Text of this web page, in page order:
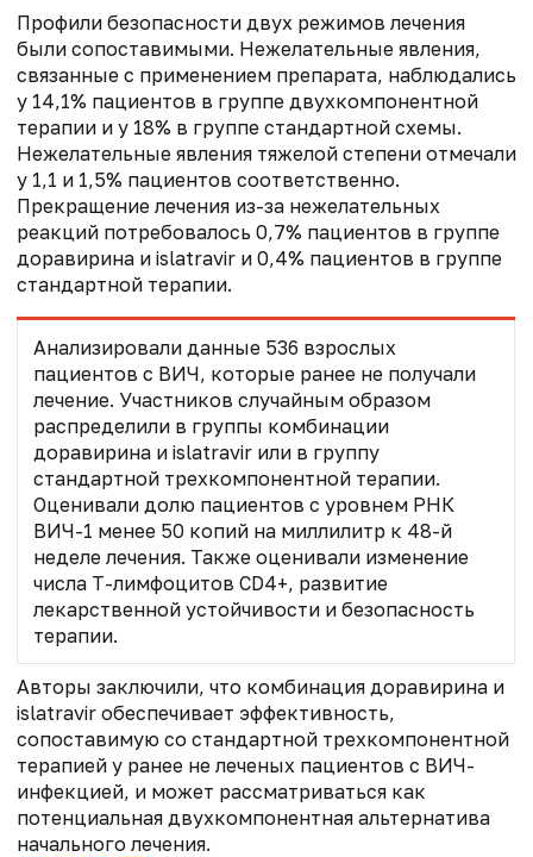
Профили безопасности двух режимов лечения
были сопоставимыми. Нежелательные явления,
связанные с применением препарата, наблюдались
у 14,1% пациентов в группе двухкомпонентной
терапии и у 18% в группе стандартной схемы.
Нежелательные явления тяжелой степени отмечали
у 1,1 и 1,5% пациентов соответственно.
Прекращение лечения из-за нежелательных
реакций потребовалось 0,7% пациентов в группе
доравирина и islatravir и 0,4% пациентов в группе
стандартной терапии.
Анализировали данные 536 взрослых
пациентов с ВИЧ, которые ранее не получали
лечение. Участников случайным образом
распределили в группы комбинации
доравирина и islatravir или в группу
стандартной трехкомпонентной терапии.
Оценивали долю пациентов с уровнем РНК
ВИЧ-1 менее 50 копий на миллилитр к 48-й
неделе лечения. Также оценивали изменение
числа Т-лимфоцитов CD4+, развитие
лекарственной устойчивости и безопасность
терапии.
Авторы заключили, что комбинация доравирина и
islatravir обеспечивает эффективность,
сопоставимую со стандартной трехкомпонентной
терапией у ранее не леченых пациентов с ВИЧ-
инфекцией, и может рассматриваться как
потенциальная двухкомпонентная альтернатива
начального лечения.